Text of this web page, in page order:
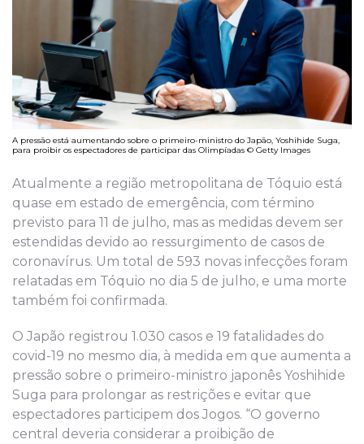
A pressão está aumentando sobre o primeiro-ministro do Japão, Yoshihide Suga,
para proibir os espectadores de participar das Olimpíadas © Getty Images
Atualmente a região metropolitana de Tóquio está
quase em estado de emergência, com término
previsto para 11 de julho, mas as medidas devem ser
estendidas devido ao ressurgimento de casos de
coronavírus. Um total de 593 novas infecções foram
relatadas em Tóquio no dia 5 de julho, e uma morte
também foi confirmada.
O Japão registrou 1.030 casos e 19 fatalidades do
covid-19 no mesmo dia, à medida em que aumenta a
pressão sobre o primeiro-ministro japonês Yoshihide
Suga para prolongar as restrições e evitar que
espectadores participem dos Jogos. “O governo
central deveria considerar a proibição de